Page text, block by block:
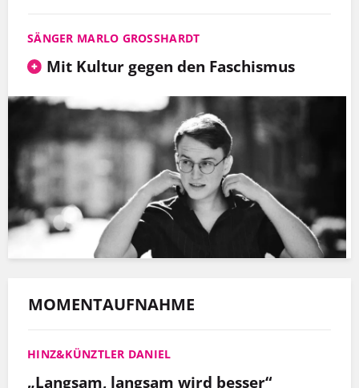
SÄNGER MARLO GROSSHARDT
Mit Kultur gegen den Faschismus
MOMENTAUFNAHME
HINZ&KÜNZTLER DANIEL
„Langsam, langsam wird besser“